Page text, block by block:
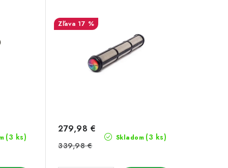
(3 ks)
17 %
Skladom (3 ks)
279,98 €
339,98 €